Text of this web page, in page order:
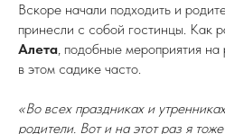
Вскоре начали подходить и
принесли с собой гостинцы. Как
Алета, подобные мероприятия на
в этом садике часто.
«Во всех праздниках и
родители. Вот и на этот раз я